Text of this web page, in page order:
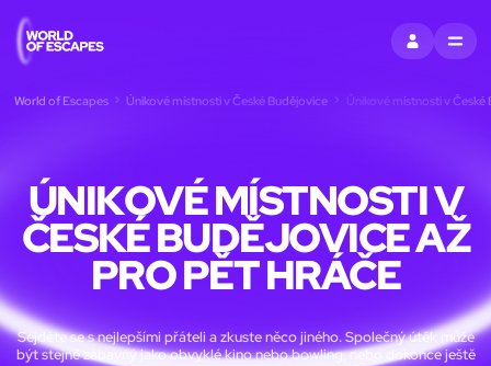
PŘIHLÁSIT SE
MENU
World of Escapes Únikové místnosti v České Budějovice Únikové místnosti v
ÚNIKOVÉ MÍSTNOSTI V
ČESKÉ BUDĚJOVICE AŽ
PRO PĚT HRÁČE
Sejděte se s nejlepšími přáteli a zkuste něco jiného. Společný útěk může
být stejně zábavný jako obvyklé kino nebo bowling, nebo dokonce ještě